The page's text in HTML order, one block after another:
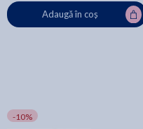
Adaugă în coș
-10%